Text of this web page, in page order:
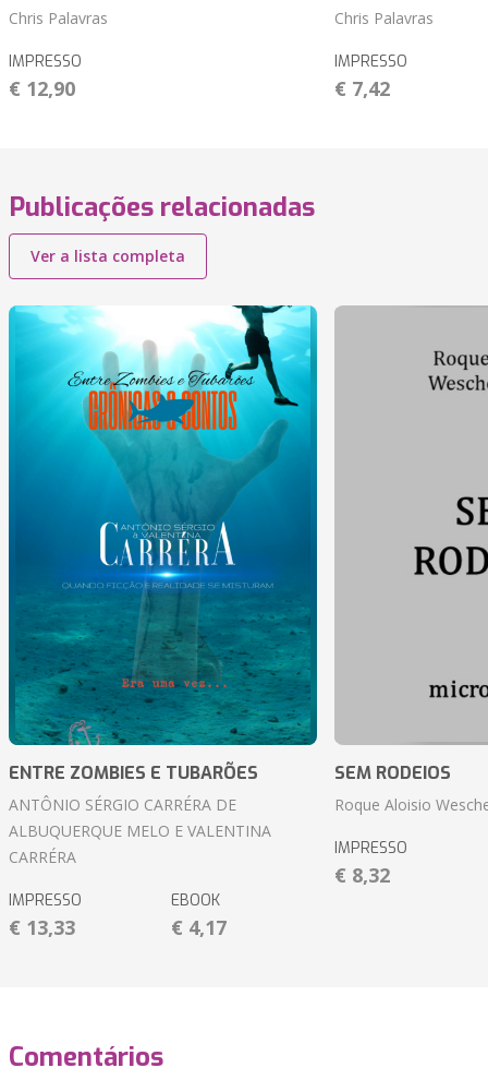
Chris Palavras
IMPRESSO
€ 12,90
Chris Palavras
IMPRESSO
€ 7,42
Publicações relacionadas
Ver a lista completa
ENTRE ZOMBIES E TUBARÕES
ANTÔNIO SÉRGIO CARRÉRA DE
ALBUQUERQUE MELO E VALENTINA
CARRÉRA
IMPRESSO
€ 13,33
EBOOK
€ 4,17
SEM RODEIOS
Roque Aloisio
IMPRESSO
€ 8,32
Comentários